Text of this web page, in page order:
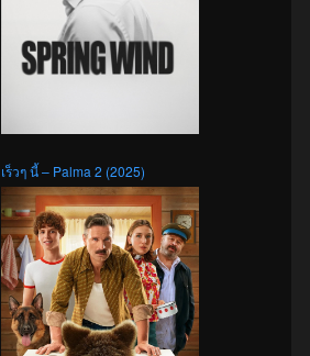
เร็วๆ นี้ – Palma 2 (2025)